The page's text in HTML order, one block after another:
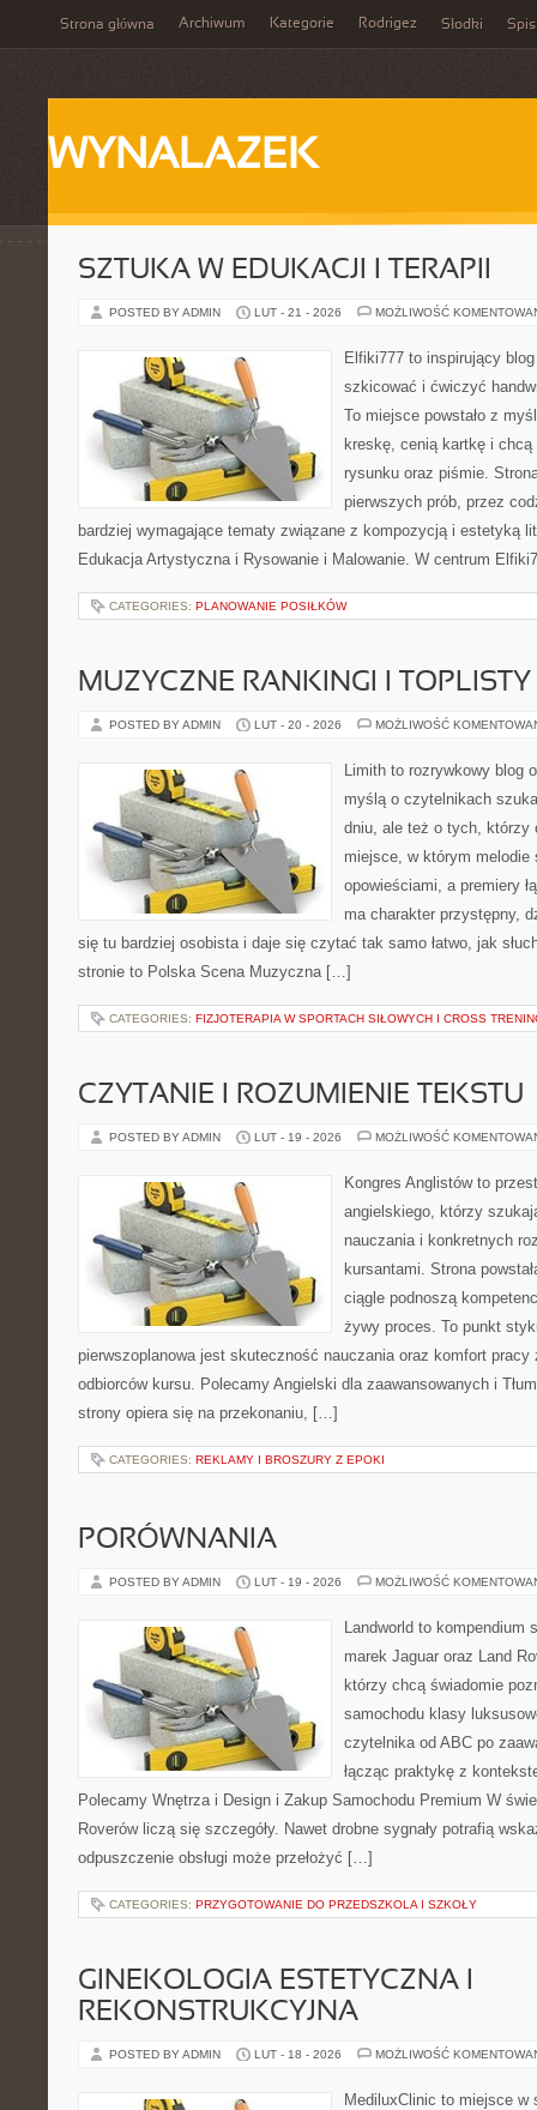
Strona główna Archiwum Kategorie Rodrigez Słodki Spis
WYNALAZEK
SZTUKA W EDUKACJI I TERAPII
POSTED BY ADMIN LUT - 21 - 2026 MOŻLIWOŚĆ
Elfiki777 to inspirujący
szkicować i ćwiczyć
To miejsce powstało z
kreskę, cenią kartkę i chcą
rysunku oraz piśmie.
pierwszych prób, przez
bardziej wymagające tematy związane z kompozycją i estetyką
Edukacja Artystyczna i Rysowanie i Malowanie. W centrum
CATEGORIES: PLANOWANIE POSIŁKÓW
MUZYCZNE RANKINGI I TOPLISTY
POSTED BY ADMIN LUT - 20 - 2026 MOŻLIWOŚĆ
Limith to rozrywkowy blog
myślą o czytelnikach
dniu, ale też o tych, którzy
miejsce, w którym melodie
opowieściami, a premiery
ma charakter przystępny,
się tu bardziej osobista i daje się czytać tak samo łatwo, jak
stronie to Polska Scena Muzyczna […]
CATEGORIES: FIZJOTERAPIA W SPORTACH SIŁOWYCH I CROSS
CZYTANIE I ROZUMIENIE TEKSTU
POSTED BY ADMIN LUT - 19 - 2026 MOŻLIWOŚĆ
Kongres Anglistów to
angielskiego, którzy
nauczania i konkretnych
kursantami. Strona
ciągle podnoszą
żywy proces. To punkt
pierwszoplanowa jest skuteczność nauczania oraz komfort
odbiorców kursu. Polecamy Angielski dla zaawansowanych i
strony opiera się na przekonaniu, […]
CATEGORIES: REKLAMY I BROSZURY Z EPOKI
PORÓWNANIA
POSTED BY ADMIN LUT - 19 - 2026 MOŻLIWOŚĆ
Landworld to kompendium
marek Jaguar oraz Land
którzy chcą świadomie
samochodu klasy
czytelnika od ABC po
łącząc praktykę z
Polecamy Wnętrza i Design i Zakup Samochodu Premium W
Roverów liczą się szczegóły. Nawet drobne sygnały potrafią
odpuszczenie obsługi może przełożyć […]
CATEGORIES: PRZYGOTOWANIE DO PRZEDSZKOLA I SZKOŁY
GINEKOLOGIA ESTETYCZNA I
REKONSTRUKCYJNA
POSTED BY ADMIN LUT - 18 - 2026 MOŻLIWOŚĆ
MediluxClinic to miejsce